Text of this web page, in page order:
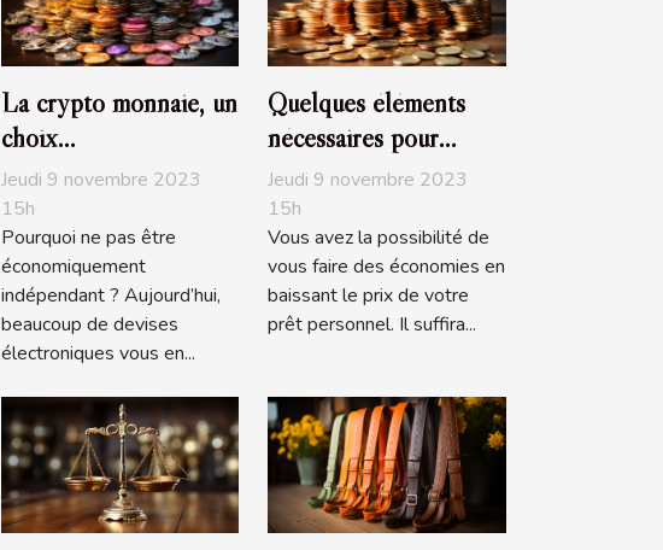
La crypto monnaie, un
choix
d’investissement,
d’achat ou de de
trading très populaire
Jeudi 9 novembre 2023
15h
Pourquoi ne pas être
économiquement
indépendant ? Aujourd’hui,
beaucoup de devises
électroniques vous en...
Quelques éléments
nécessaires pour
baisser le prix de son
prêt personnel
Jeudi 9 novembre 2023
15h
Vous avez la possibilité de
vous faire des économies en
baissant le prix de votre
prêt personnel. Il suffira...